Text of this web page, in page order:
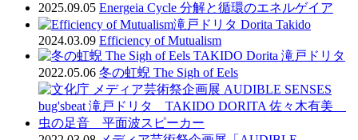
2025.09.05 Energeia Cycle 分解と循環のエネルゲイア
2024.03.09 Efficiency of Mutualism
2022.05.06 冬の虹蜺 The Sigh of Eels